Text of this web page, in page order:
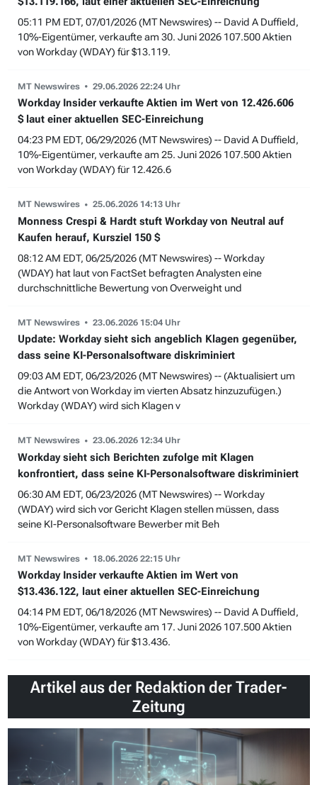
Artikel aus der Redaktion der Trader-
Zeitung
05:11 PM EDT, 07/01/2026 (MT Newswires) -- David A Duffield,
10%-Eigentümer, verkaufte am 30. Juni 2026 107.500 Aktien
von Workday (WDAY) für $13.119.
MT Newswires 29.06.2026 22:24 Uhr
Workday Insider verkaufte Aktien im Wert von 12.426.606
$ laut einer aktuellen SEC-Einreichung
04:23 PM EDT, 06/29/2026 (MT Newswires) -- David A Duffield,
10%-Eigentümer, verkaufte am 25. Juni 2026 107.500 Aktien
von Workday (WDAY) für 12.426.6
MT Newswires 25.06.2026 14:13 Uhr
Monness Crespi & Hardt stuft Workday von Neutral auf
Kaufen herauf, Kursziel 150 $
08:12 AM EDT, 06/25/2026 (MT Newswires) -- Workday
(WDAY) hat laut von FactSet befragten Analysten eine
durchschnittliche Bewertung von Overweight und
MT Newswires 23.06.2026 15:04 Uhr
Update: Workday sieht sich angeblich Klagen gegenüber,
dass seine KI-Personalsoftware diskriminiert
09:03 AM EDT, 06/23/2026 (MT Newswires) -- (Aktualisiert um
die Antwort von Workday im vierten Absatz hinzuzufügen.)
Workday (WDAY) wird sich Klagen v
MT Newswires 23.06.2026 12:34 Uhr
Workday sieht sich Berichten zufolge mit Klagen
konfrontiert, dass seine KI-Personalsoftware diskriminiert
06:30 AM EDT, 06/23/2026 (MT Newswires) -- Workday
(WDAY) wird sich vor Gericht Klagen stellen müssen, dass
seine KI-Personalsoftware Bewerber mit Beh
MT Newswires 18.06.2026 22:15 Uhr
Workday Insider verkaufte Aktien im Wert von
$13.436.122, laut einer aktuellen SEC-Einreichung
04:14 PM EDT, 06/18/2026 (MT Newswires) -- David A Duffield,
10%-Eigentümer, verkaufte am 17. Juni 2026 107.500 Aktien
von Workday (WDAY) für $13.436.